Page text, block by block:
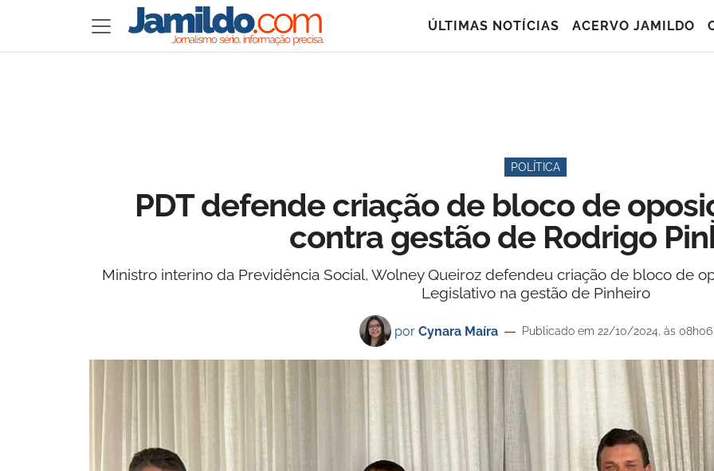
ÚLTIMAS NOTÍCIAS ACERVO JAMILDO
POLÍTICA
PDT defende criação de bloco de
contra gestão de Rodrigo
Ministro interino da Previdência Social, Wolney Queiroz defendeu criação de bloco de
Legislativo na gestão de Pinheiro
por Cynara Maíra Publicado em 22/10/2024, às 08h06